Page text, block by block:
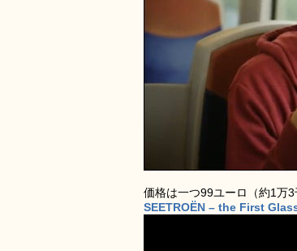
価格は一つ99ユーロ（約1万3
SEETROËN – the First